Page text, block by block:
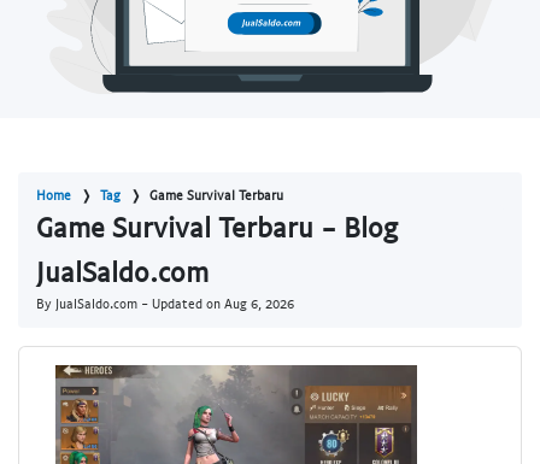
Home Tag Game Survival Terbaru
Game Survival Terbaru - Blog
JualSaldo.com
By JualSaldo.com - Updated on Aug 6, 2026